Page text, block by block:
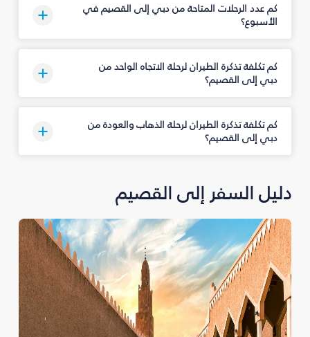
كم عدد الرحلات المتاحة من دبي إلى القصيم في
الأسبوع؟
كم تكلفة تذكرة الطيران لرحلة الاتجاه الواحد من
دبي إلى القصيم؟
كم تكلفة تذكرة الطيران لرحلة الذهاب والعودة من
دبي إلى القصيم؟
دليل السفر إلى القصيم